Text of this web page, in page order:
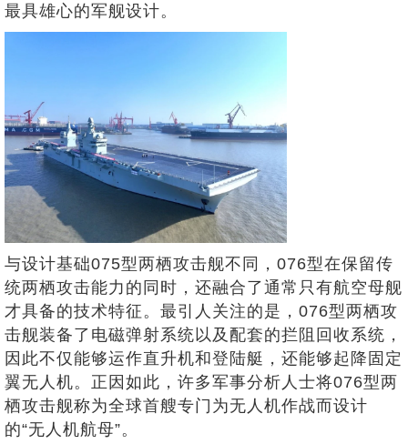
最具雄心的军舰设计。
与设计基础075型两栖攻击舰不同，076型在保留传
统两栖攻击能力的同时，还融合了通常只有航空母舰
才具备的技术特征。最引人关注的是，076型两栖攻
击舰装备了电磁弹射系统以及配套的拦阻回收系统，
因此不仅能够运作直升机和登陆艇，还能够起降固定
翼无人机。正因如此，许多军事分析人士将076型两
栖攻击舰称为全球首艘专门为无人机作战而设计
的“无人机航母”。